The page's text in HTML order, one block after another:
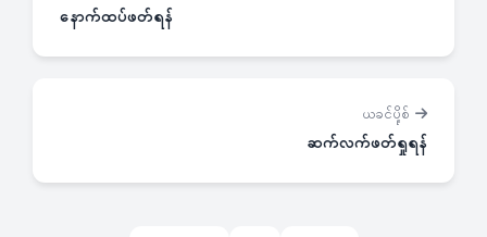
နောက်ထပ်ဖတ်ရန်
ယခင်ပို့စ်
ဆက်လက်ဖတ်ရှုရန်